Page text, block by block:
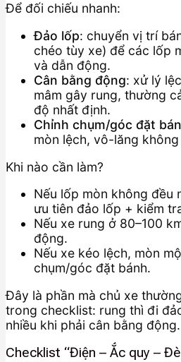
Để đối chiếu nhanh:
Đảo lốp: chuyển vị trí
chéo tùy xe) để các lốp
và dẫn động.
Cân bằng động: xử lý
mâm gây rung, thường
độ nhất định.
Chỉnh chụm/góc đặt
mòn lệch, vô-lăng
Khi nào cần làm?
Nếu lốp mòn không đều
ưu tiên đảo lốp + kiểm
Nếu xe rung ở 80–100
động.
Nếu xe kéo lệch, mòn
chụm/góc đặt bánh.
Đây là phần mà chủ xe
trong checklist: rung thì đi
nhiều khi phải cân bằng động.
Checklist “Điện – Ắc quy –